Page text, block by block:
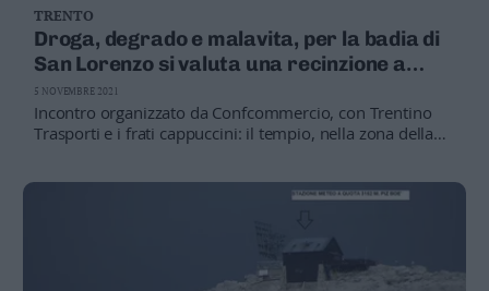
TRENTO
Droga, degrado e malavita, per la badia di
San Lorenzo si valuta una recinzione a
tutela del luogo sacro
Incontro organizzato da Confcommercio, con Trentino
Trasporti e i frati cappuccini: il tempio, nella zona della
5 NOVEMBRE 2021